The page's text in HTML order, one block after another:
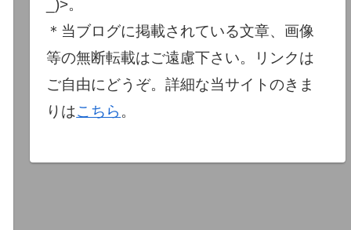
_)>。
＊当ブログに掲載されている文章、画像
等の無断転載はご遠慮下さい。リンクは
ご自由にどうぞ。詳細な当サイトのきま
りはこちら 。